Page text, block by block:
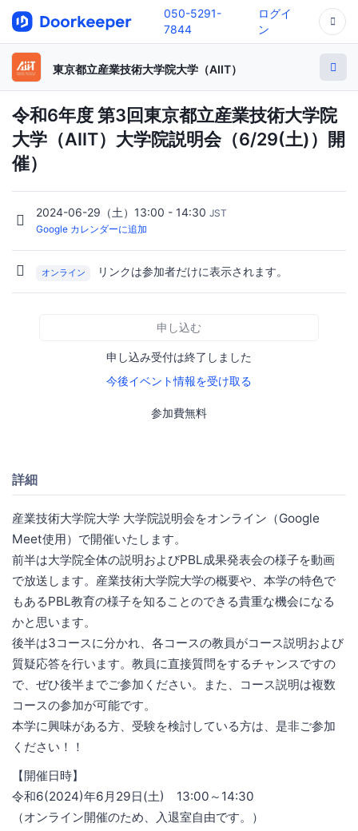
050-5291-
7844
ログイ
ン
東京都立産業技術大学院大学（AIIT）
令和6年度 第3回東京都立産業技術大学院
大学（AIIT）大学院説明会（6/29(土)）開
催）
2024-06-29（土）13:00 - 14:30 JST
Google カレンダーに追加
オンライン リンクは参加者だけに表示されます。
申し込む
申し込み受付は終了しました
今後イベント情報を受け取る
参加費無料
詳細
産業技術大学院大学 大学院説明会をオンライン（Google
Meet使用）で開催いたします。
前半は大学院全体の説明およびPBL成果発表会の様子を動画
で放送します。産業技術大学院大学の概要や、本学の特色で
もあるPBL教育の様子を知ることのできる貴重な機会になる
かと思います。
後半は3コースに分かれ、各コースの教員がコース説明および
質疑応答を行います。教員に直接質問をするチャンスですの
で、ぜひ後半までご参加ください。また、コース説明は複数
コースの参加が可能です。
本学に興味がある方、受験を検討している方は、是非ご参加
ください！！
【開催日時】
令和6(2024)年6月29日(土) 13:00～14:30
（オンライン開催のため、入退室自由です。）